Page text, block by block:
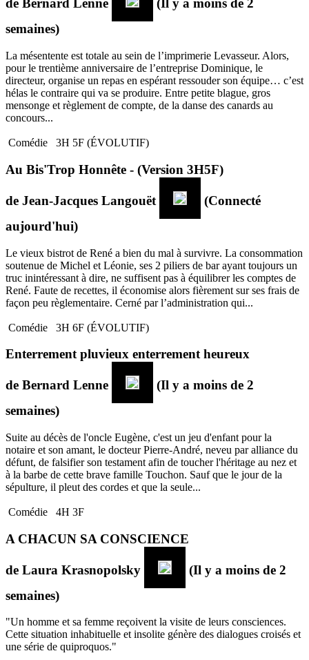
de Bernard Lenne
(Il y a moins de 2
semaines)
La mésentente est totale au sein de l’imprimerie Levasseur. Alors,
pour le trentième anniversaire de l’entreprise Dominique, le
directeur, organise un repas en espérant ressouder son équipe… c’est
hélas le contraire qui va se produire. Entre petite blague, gros
mensonge et règlement de compte, de la danse des canards au
concours...
Comédie 3H 5F (ÉVOLUTIF)
Au Bis'Trop Honnête - (Version 3H5F)
de Jean-Jacques Langouët
(Connecté
aujourd'hui)
Le vieux bistrot de René a bien du mal à survivre. La consommation
soutenue de Michel et Léonie, ses 2 piliers de bar ayant toujours un
truc inintéressant à dire, ne suffisent pas à équilibrer les comptes de
René. Faute de recettes, il économise alors fièrement sur ses frais de
façon peu règlementaire. Cerné par l’administration qui...
Comédie 3H 6F (ÉVOLUTIF)
Enterrement pluvieux enterrement heureux
de Bernard Lenne
(Il y a moins de 2
semaines)
Suite au décès de l'oncle Eugène, c'est un jeu d'enfant pour la
notaire et son amant, le docteur Pierre-André, neveu par alliance du
défunt, de falsifier son testament afin de toucher l'héritage au nez et
à la barbe de cette brave famille Touchon. Sauf que le jour de la
sépulture, il pleut des cordes et que la seule...
Comédie 4H 3F
A CHACUN SA CONSCIENCE
de Laura Krasnopolsky
(Il y a moins de 2
semaines)
"Un homme et sa femme reçoivent la visite de leurs consciences.
Cette situation inhabituelle et insolite génère des dialogues croisés et
une série de quiproquos."